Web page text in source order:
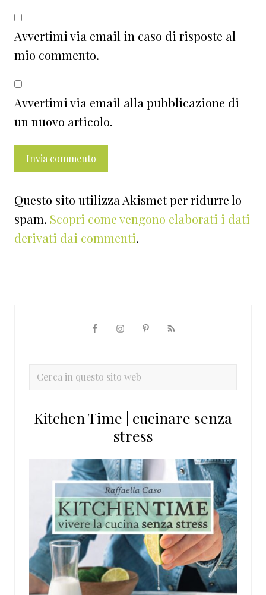
Avvertimi via email in caso di risposte al
mio commento.
Avvertimi via email alla pubblicazione di
un nuovo articolo.
Questo sito utilizza Akismet per ridurre lo
spam. Scopri come vengono elaborati i dati
derivati dai commenti.
primaria
Cerca
sito
Kitchen Time | cucinare senza
stress